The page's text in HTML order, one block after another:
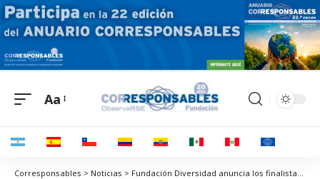
Aa
Corresponsables > Noticias > Fundación Diversidad anuncia los finalistas de los IX Premios 2023: Reconociendo el liderazgo en diversidad e inclusión